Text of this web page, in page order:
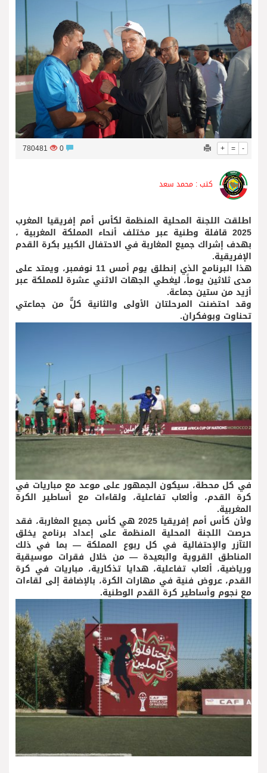
+ = -
780481
كتب : محمد سعد
اطلقت اللجنة المحلية المنظمة لكأس أمم إفريقيا المغرب
2025 قافلة وطنية عبر مختلف أنحاء المملكة المغربية ،
بهدف إشراك جميع المغاربة في الاحتفال الكبير بكرة القدم
الإفريقية.
هذا البرنامج الذي إنطلق يوم أمس 11 نوفمبر، ويمتد على
مدى ثلاثين يوماً، ليغطي الجهات الاثني عشرة للمملكة عبر
أزيد من ستين جماعة.
وقد احتضنت المرحلتان الأولى والثانية كلٌّ من جماعتي
تحناوت وبوفكران.
في كل محطة، سيكون الجمهور على موعد مع مباريات في
كرة القدم، وألعاب تفاعلية، ولقاءات مع أساطير الكرة
المغربية.
ولأن كأس أمم إفريقيا 2025 هي كأس جميع المغاربة، فقد
حرصت اللجنة المحلية المنظمة على إعداد برنامج يخلق
التآزر والإحتفالية في كل ربوع المملكة — بما في ذلك
المناطق القروية والبعيدة — من خلال فقرات موسيقية
ورياضية، ألعاب تفاعلية، هدايا تذكارية، مباريات في كرة
القدم، عروض فنية في مهارات الكرة، بالإضافة إلى لقاءات
مع نجوم وأساطير كرة القدم الوطنية.